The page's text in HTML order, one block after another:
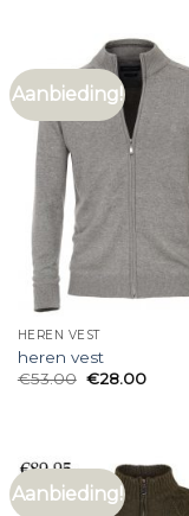
Aanbieding!
HEREN VEST
heren vest
€53.00 €28.00
Aanbieding!